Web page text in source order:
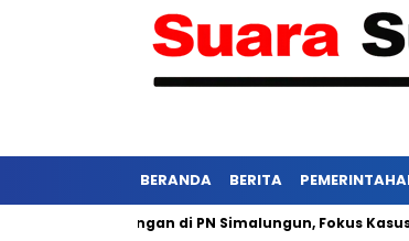
BERANDA BERITA
Persidangan di PN Simalungun, Fokus Kasus